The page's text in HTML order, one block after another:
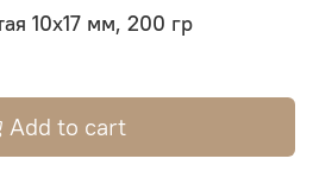
10х17 мм, 200 гр
Add to cart